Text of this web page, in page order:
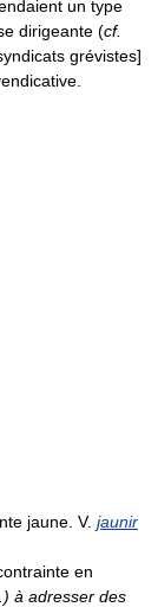
un type
dirigeante (cf.
grévistes]
jaune. V. jaunir
en
à adresser des